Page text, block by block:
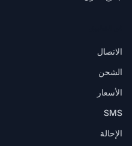
الاتصال
الشحن
الأسعار
SMS
الإحالة